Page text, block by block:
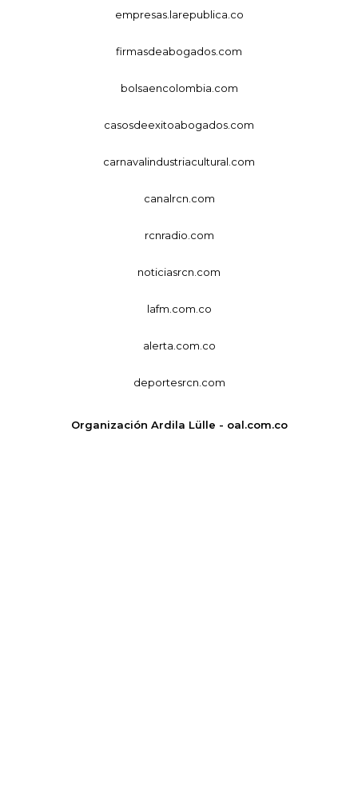
empresas.larepublica.co
firmasdeabogados.com
bolsaencolombia.com
casosdeexitoabogados.com
carnavalindustriacultural.com
canalrcn.com
rcnradio.com
noticiasrcn.com
lafm.com.co
alerta.com.co
deportesrcn.com
Organización Ardila Lülle - oal.com.co